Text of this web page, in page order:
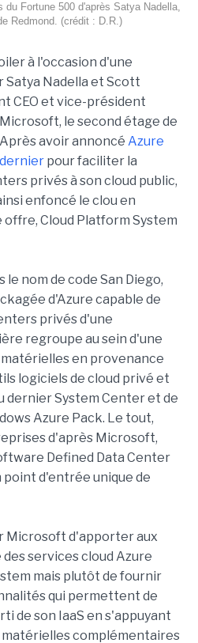
du Fortune 500 d'après Satya Nadella,
Redmond. (crédit : D.R.)
à l'occasion d'une
Nadella et Scott
CEO et vice-président
le second étage de
avoir annoncé Azure
pour faciliter la
privés à son cloud public,
enfoncé le clou en
Cloud Platform System
le nom de code San Diego,
d'Azure capable de
privés d'une
regroupe au sein d'une
en provenance
logiciels de cloud privé et
dernier System Center et de
Azure Pack. Le tout,
d'après Microsoft,
Defined Data Center
point d'entrée unique de
Microsoft d'apporter aux
services cloud Azure
mais plutôt de fournir
qui permettent de
de son IaaS en s'appuyant
complémentaires